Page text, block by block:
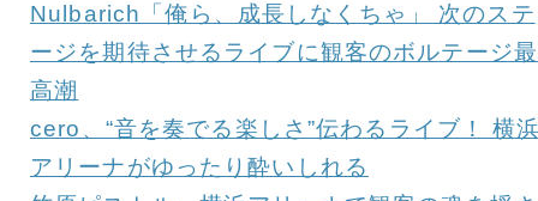
Nulbarich「俺ら、成長しなくちゃ」 次のステ
ージを期待させるライブに観客のボルテージ最
高潮
cero、“音を奏でる楽しさ”伝わるライブ！ 横
アリーナがゆったり酔いしれる